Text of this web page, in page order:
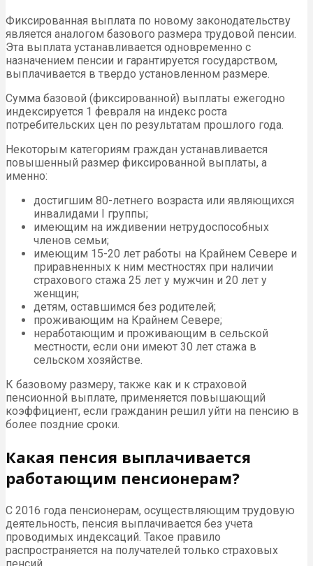
Фиксированная выплата по новому законодательству
является аналогом базового размера трудовой пенсии.
Эта выплата устанавливается одновременно с
назначением пенсии и гарантируется государством,
выплачивается в твердо установленном размере.
Сумма базовой (фиксированной) выплаты ежегодно
индексируется 1 февраля на индекс роста
потребительских цен по результатам прошлого года.
Некоторым категориям граждан устанавливается
повышенный размер фиксированной выплаты, а
именно:
достигшим 80-летнего возраста или являющихся
инвалидами I группы;
имеющим на иждивении нетрудоспособных
членов семьи;
имеющим 15-20 лет работы на Крайнем Севере и
приравненных к ним местностях при наличии
страхового стажа 25 лет у мужчин и 20 лет у
женщин;
детям, оставшимся без родителей;
проживающим на Крайнем Севере;
неработающим и проживающим в сельской
местности, если они имеют 30 лет стажа в
сельском хозяйстве.
К базовому размеру, также как и к страховой
пенсионной выплате, применяется повышающий
коэффициент, если гражданин решил уйти на пенсию в
более поздние сроки.
Какая пенсия выплачивается
работающим пенсионерам?
С 2016 года пенсионерам, осуществляющим трудовую
деятельность, пенсия выплачивается без учета
проводимых индексаций. Такое правило
распространяется на получателей только страховых